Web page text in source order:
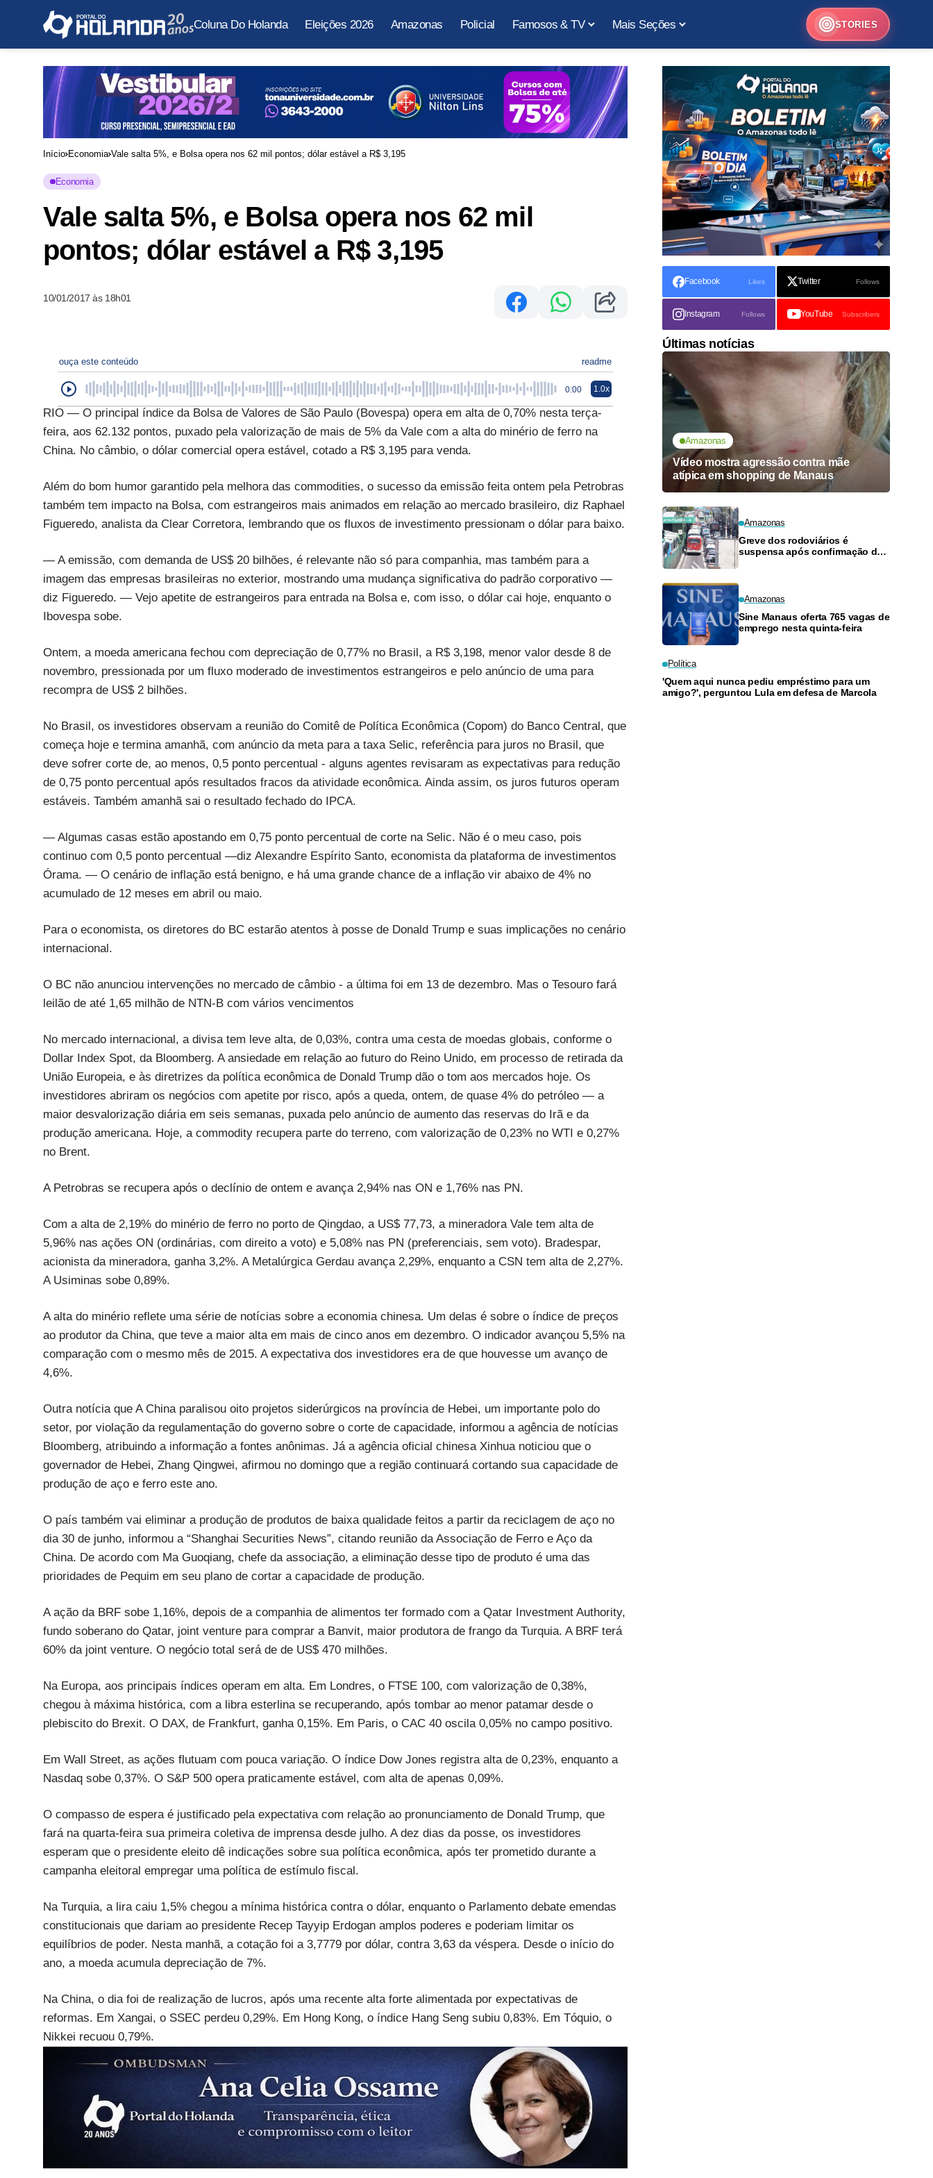
Coluna Do Holanda Eleições 2026 Amazonas Policial Famosos & TV Mais Seções STORIES
Início Economia Vale salta 5%, e Bolsa opera nos 62 mil pontos; dólar estável a R$ 3,195
Economia
Vale salta 5%, e Bolsa opera nos 62 mil
pontos; dólar estável a R$ 3,195
10/01/2017 às 18h01
ouça este conteúdo readme
0:00 1.0x
RIO — O principal índice da Bolsa de Valores de São Paulo (Bovespa) opera em alta de 0,70% nesta terça-
feira, aos 62.132 pontos, puxado pela valorização de mais de 5% da Vale com a alta do minério de ferro na
China. No câmbio, o dólar comercial opera estável, cotado a R$ 3,195 para venda.
Além do bom humor garantido pela melhora das commodities, o sucesso da emissão feita ontem pela Petrobras
também tem impacto na Bolsa, com estrangeiros mais animados em relação ao mercado brasileiro, diz Raphael
Figueredo, analista da Clear Corretora, lembrando que os fluxos de investimento pressionam o dólar para baixo.
— A emissão, com demanda de US$ 20 bilhões, é relevante não só para companhia, mas também para a
imagem das empresas brasileiras no exterior, mostrando uma mudança significativa do padrão corporativo —
diz Figueredo. — Vejo apetite de estrangeiros para entrada na Bolsa e, com isso, o dólar cai hoje, enquanto o
Ibovespa sobe.
Ontem, a moeda americana fechou com depreciação de 0,77% no Brasil, a R$ 3,198, menor valor desde 8 de
novembro, pressionada por um fluxo moderado de investimentos estrangeiros e pelo anúncio de uma para
recompra de US$ 2 bilhões.
No Brasil, os investidores observam a reunião do Comitê de Política Econômica (Copom) do Banco Central, que
começa hoje e termina amanhã, com anúncio da meta para a taxa Selic, referência para juros no Brasil, que
deve sofrer corte de, ao menos, 0,5 ponto percentual - alguns agentes revisaram as expectativas para redução
de 0,75 ponto percentual após resultados fracos da atividade econômica. Ainda assim, os juros futuros operam
estáveis. Também amanhã sai o resultado fechado do IPCA.
— Algumas casas estão apostando em 0,75 ponto percentual de corte na Selic. Não é o meu caso, pois
continuo com 0,5 ponto percentual —diz Alexandre Espírito Santo, economista da plataforma de investimentos
Órama. — O cenário de inflação está benigno, e há uma grande chance de a inflação vir abaixo de 4% no
acumulado de 12 meses em abril ou maio.
Para o economista, os diretores do BC estarão atentos à posse de Donald Trump e suas implicações no cenário
internacional.
O BC não anunciou intervenções no mercado de câmbio - a última foi em 13 de dezembro. Mas o Tesouro fará
leilão de até 1,65 milhão de NTN-B com vários vencimentos
No mercado internacional, a divisa tem leve alta, de 0,03%, contra uma cesta de moedas globais, conforme o
Dollar Index Spot, da Bloomberg. A ansiedade em relação ao futuro do Reino Unido, em processo de retirada da
União Europeia, e às diretrizes da política econômica de Donald Trump dão o tom aos mercados hoje. Os
investidores abriram os negócios com apetite por risco, após a queda, ontem, de quase 4% do petróleo — a
maior desvalorização diária em seis semanas, puxada pelo anúncio de aumento das reservas do Irã e da
produção americana. Hoje, a commodity recupera parte do terreno, com valorização de 0,23% no WTI e 0,27%
no Brent.
A Petrobras se recupera após o declínio de ontem e avança 2,94% nas ON e 1,76% nas PN.
Com a alta de 2,19% do minério de ferro no porto de Qingdao, a US$ 77,73, a mineradora Vale tem alta de
5,96% nas ações ON (ordinárias, com direito a voto) e 5,08% nas PN (preferenciais, sem voto). Bradespar,
acionista da mineradora, ganha 3,2%. A Metalúrgica Gerdau avança 2,29%, enquanto a CSN tem alta de 2,27%.
A Usiminas sobe 0,89%.
A alta do minério reflete uma série de notícias sobre a economia chinesa. Um delas é sobre o índice de preços
ao produtor da China, que teve a maior alta em mais de cinco anos em dezembro. O indicador avançou 5,5% na
comparação com o mesmo mês de 2015. A expectativa dos investidores era de que houvesse um avanço de
4,6%.
Outra notícia que A China paralisou oito projetos siderúrgicos na província de Hebei, um importante polo do
setor, por violação da regulamentação do governo sobre o corte de capacidade, informou a agência de notícias
Bloomberg, atribuindo a informação a fontes anônimas. Já a agência oficial chinesa Xinhua noticiou que o
governador de Hebei, Zhang Qingwei, afirmou no domingo que a região continuará cortando sua capacidade de
produção de aço e ferro este ano.
O país também vai eliminar a produção de produtos de baixa qualidade feitos a partir da reciclagem de aço no
dia 30 de junho, informou a “Shanghai Securities News”, citando reunião da Associação de Ferro e Aço da
China. De acordo com Ma Guoqiang, chefe da associação, a eliminação desse tipo de produto é uma das
prioridades de Pequim em seu plano de cortar a capacidade de produção.
A ação da BRF sobe 1,16%, depois de a companhia de alimentos ter formado com a Qatar Investment Authority,
fundo soberano do Qatar, joint venture para comprar a Banvit, maior produtora de frango da Turquia. A BRF terá
60% da joint venture. O negócio total será de de US$ 470 milhões.
Na Europa, aos principais índices operam em alta. Em Londres, o FTSE 100, com valorização de 0,38%,
chegou à máxima histórica, com a libra esterlina se recuperando, após tombar ao menor patamar desde o
plebiscito do Brexit. O DAX, de Frankfurt, ganha 0,15%. Em Paris, o CAC 40 oscila 0,05% no campo positivo.
Em Wall Street, as ações flutuam com pouca variação. O índice Dow Jones registra alta de 0,23%, enquanto a
Nasdaq sobe 0,37%. O S&P 500 opera praticamente estável, com alta de apenas 0,09%.
O compasso de espera é justificado pela expectativa com relação ao pronunciamento de Donald Trump, que
fará na quarta-feira sua primeira coletiva de imprensa desde julho. A dez dias da posse, os investidores
esperam que o presidente eleito dê indicações sobre sua política econômica, após ter prometido durante a
campanha eleitoral empregar uma política de estímulo fiscal.
Na Turquia, a lira caiu 1,5% chegou a mínima histórica contra o dólar, enquanto o Parlamento debate emendas
constitucionais que dariam ao presidente Recep Tayyip Erdogan amplos poderes e poderiam limitar os
equilíbrios de poder. Nesta manhã, a cotação foi a 3,7779 por dólar, contra 3,63 da véspera. Desde o início do
ano, a moeda acumula depreciação de 7%.
Na China, o dia foi de realização de lucros, após uma recente alta forte alimentada por expectativas de
reformas. Em Xangai, o SSEC perdeu 0,29%. Em Hong Kong, o índice Hang Seng subiu 0,83%. Em Tóquio, o
Nikkei recuou 0,79%.
Facebook Likes Twitter Follows
Instagram Follows YouTube Subscribers
Últimas notícias
Amazonas
Vídeo mostra agressão contra mãe
atípica em shopping de Manaus
Amazonas
Greve dos rodoviários é
suspensa após confirmação de
Amazonas
Sine Manaus oferta 765 vagas de
emprego nesta quinta-feira
Política
'Quem aqui nunca pediu empréstimo para um
amigo?', perguntou Lula em defesa de Marcola